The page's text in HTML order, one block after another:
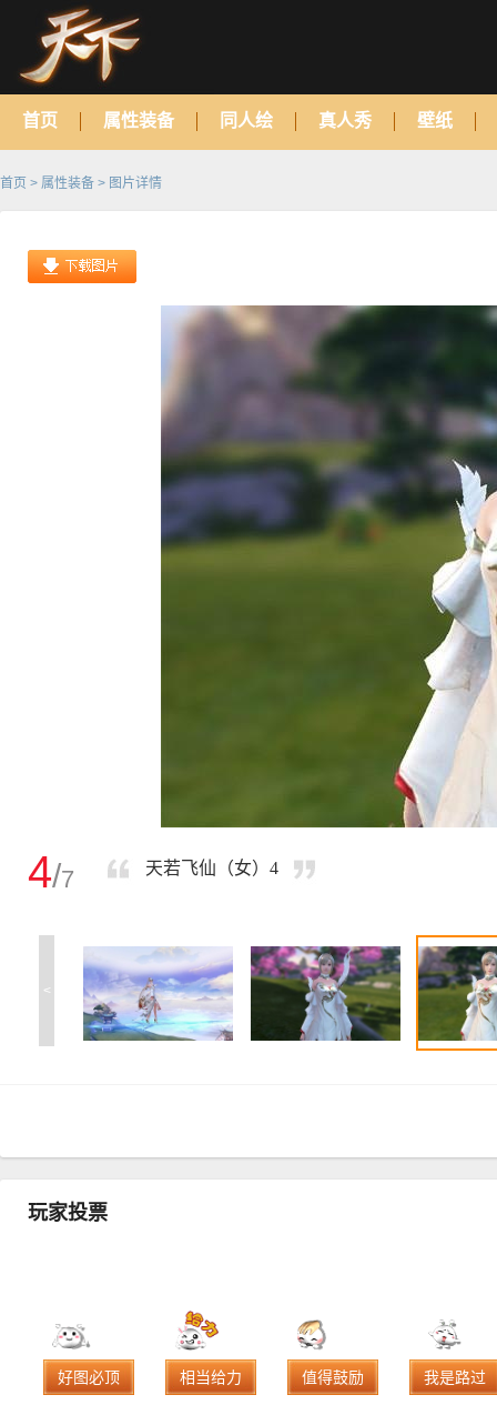
首页 属性装备 同人绘 真人秀 壁纸
首页 > 属性装备 > 图片详情
4/7 天若飞仙（女）4
<
玩家投票
好图必顶 相当给力 值得鼓励 我是路过